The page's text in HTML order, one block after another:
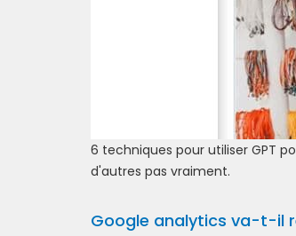
6 techniques pour utiliser GPT
d'autres pas vraiment.
Google analytics va-t-il